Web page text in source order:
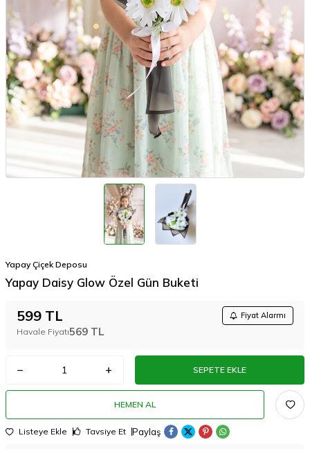
Yapay Çiçek Deposu
Yapay Daisy Glow Özel Gün Buketi
599 TL Fiyat Alarmı
Havale Fiyatı569 TL
SEPETE EKLE
HEMEN AL
Listeye Ekle Tavsiye Et Paylaş